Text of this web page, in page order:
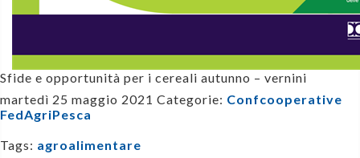
Sfide e opportunità per i cereali autunno – vernini
martedì 25 maggio 2021 Categorie: Confcooperative
FedAgriPesca
Tags: agroalimentare